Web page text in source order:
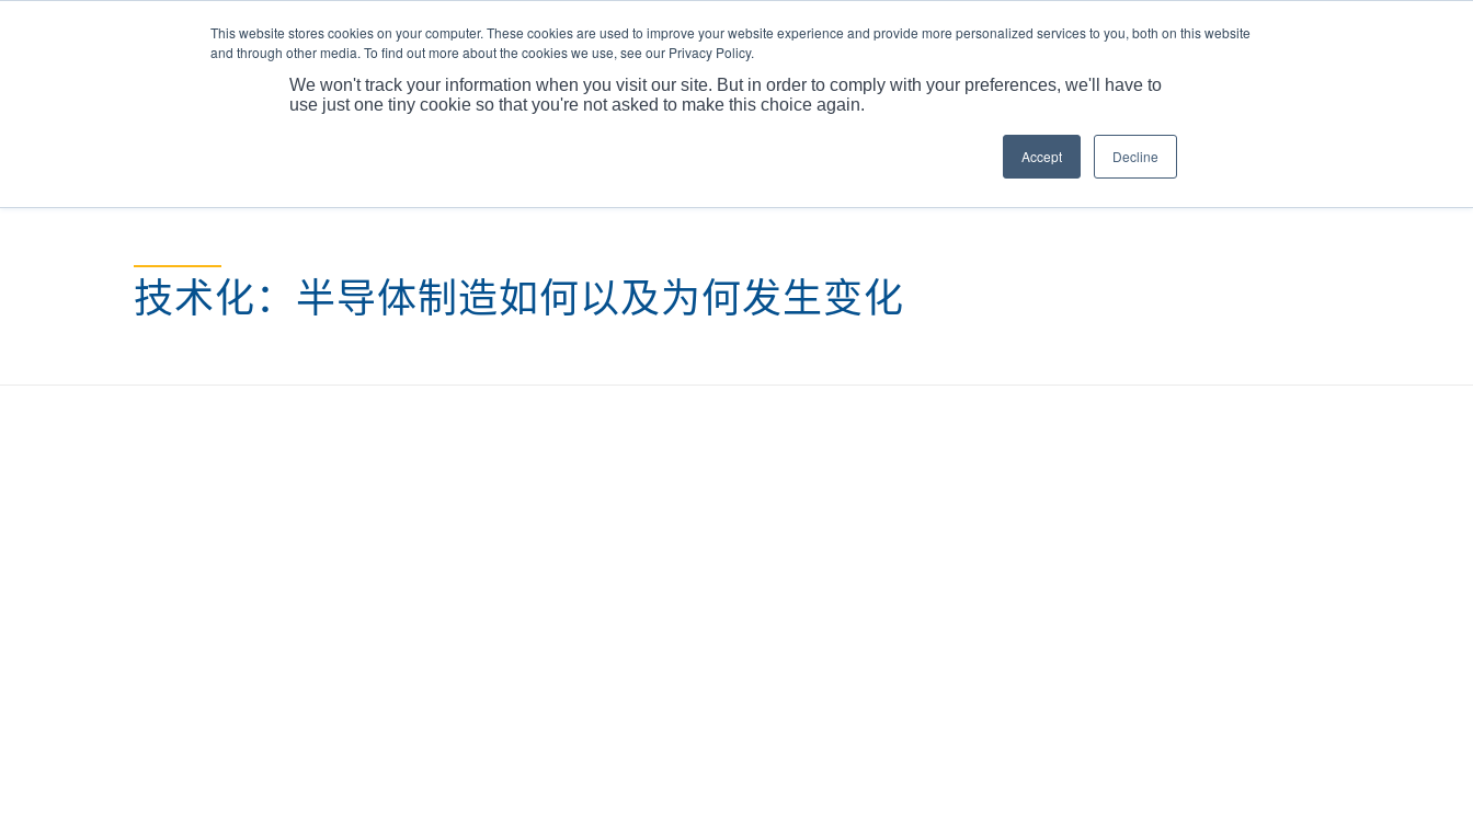
This website stores cookies on your computer. These cookies are used to improve your website experience and provide more personalized services to you, both on this website
and through other media. To find out more about the cookies we use, see our Privacy Policy.
We won't track your information when you visit our site. But in order to comply with your preferences, we'll have to
use just one tiny cookie so that you're not asked to make this choice again.
Accept Decline
关于 产品 MARKET 应用
您现在的位置：
技术化：半导体制造如何以及为何发生变化